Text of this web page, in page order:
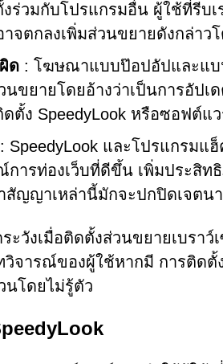
ร่วมกับโปรแกรมอื่น ผู้ใช้ที่รีบ
จตกลงเพิ่มส่วนขยายดังกล่าว
ด : โฆษณาแบบป๊อปอัปและแบ
ขยายโดยอ้างว่าเป็นการอัป
ตั้ง SpeedyLook หรือซอฟต์แ
: SpeedyLook และโปรแกรมแ
ารท่องเว็บที่ดีขึ้น เพิ่มประสิท
สัญญาเหล่านี้มักจะปกปิดเจตน
ะวังเมื่อติดตั้งส่วนขยายเบรา
จารณ์ของผู้ใช้หากมี การติด
นโดยไม่รู้ตัว